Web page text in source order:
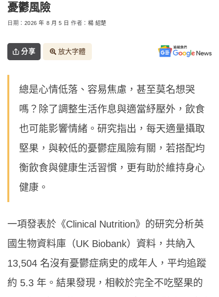
憂鬱風險
日期： 2026 年 8 月 5 日 作者： 楊 紹楚
分享 放大字體
總是心情低落、容易焦慮，甚至莫名想哭
嗎？除了調整生活作息與適當紓壓外，飲食
也可能影響情緒。研究指出，每天適量攝取
堅果，與較低的憂鬱症風險有關，若搭配均
衡飲食與健康生活習慣，更有助於維持身心
健康。
一項發表於《Clinical Nutrition》的研究分析英
國生物資料庫（UK Biobank）資料，共納入
13,504 名沒有憂鬱症病史的成年人，平均追蹤
約 5.3 年。結果發現，相較於完全不吃堅果的